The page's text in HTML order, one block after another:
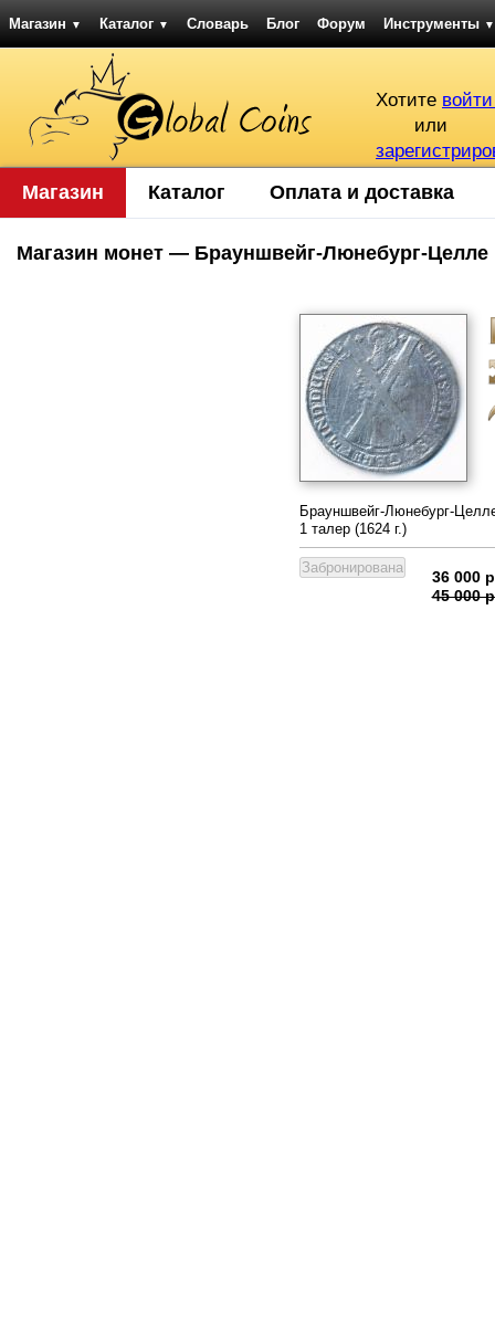
Магазин ▼ Каталог ▼ Словарь Блог Форум Инструменты ▼
Хотите
или
Магазин Каталог Оплата и доставка
Магазин монет — Брауншвейг-Люнебург-Целле
Брауншвейг-Люнебург-
1 талер (1624 г.)
36 000
45 000